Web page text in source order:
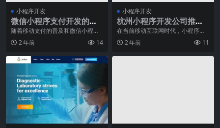
小程序开发
微信小程序支付开发的要
点有哪些？
随着移动支付的普及和微信小程序
的崛起，越来越多的企业开始关注
微信小程序支付的开发
2 年前 14
小程序开发
杭州小程序开发公司推
荐，专注定制化服务
在当前移动互联网时代，小程序已
成为一个亮点和热门趋势。相比于
传统的APP开发，小
2 年前 11